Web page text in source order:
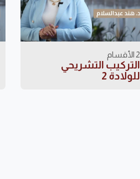
2 الأقسام
التركيب التشريحي
للولادة 2